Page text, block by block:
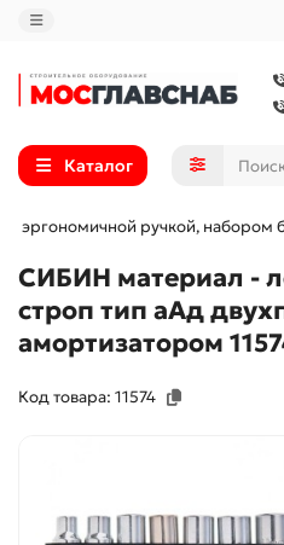
Каталог
эргономичной ручкой, набором
СИБИН материал -
строп тип аАд
амортизатором
Код товара: 11574